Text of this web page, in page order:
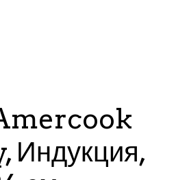
Индукция,